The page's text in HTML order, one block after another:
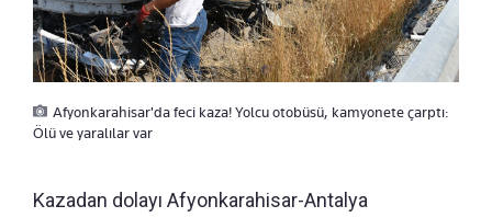
Afyonkarahisar'da feci kaza! Yolcu otobüsü, kamyonete çarptı:
Ölü ve yaralılar var
Kazadan dolayı Afyonkarahisar-Antalya